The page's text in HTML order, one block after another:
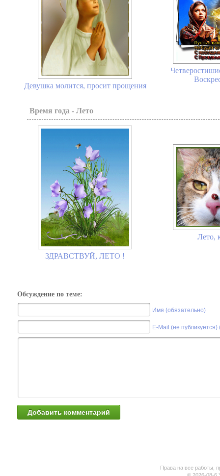
Девушка молится, просит прощения
Время года - Лето
ЗДРАВСТВУЙ, ЛЕТО !
Лето,
Обсуждение по теме:
Имя (обязательно)
E-Mail (не
Права на все работы,